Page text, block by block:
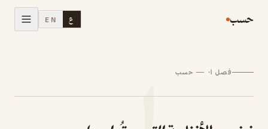
حسب ع EN
الأنظمة
فصل ٠١ — حسب